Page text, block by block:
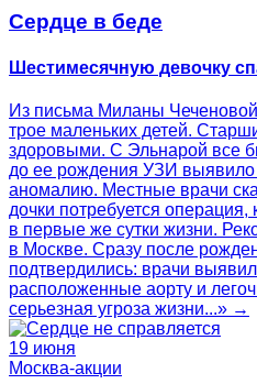
Сердце в беде
Шестимесячную девочку
Из письма Миланы
трое маленьких детей.
здоровыми. С Эльнарой все
до ее рождения УЗИ
аномалию. Местные врачи
дочки потребуется операция,
в первые же сутки жизни.
в Москве. Сразу после
подтвердились: врачи
расположенные аорту и
серьезная угроза жизни...» →
19 июня
Москва-акции